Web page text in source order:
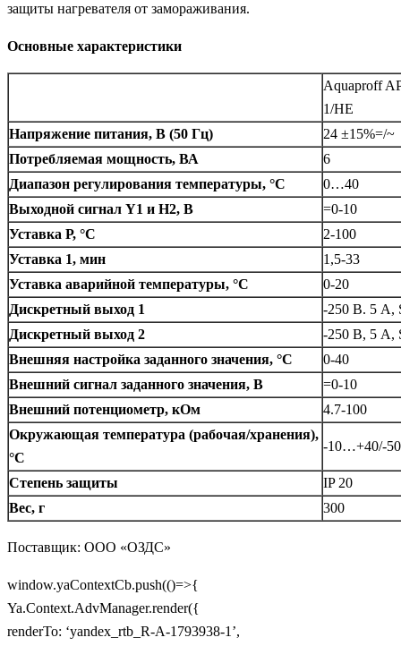
защиты нагревателя от замораживания.
Основные характеристики
Aquaproff
1/HE
Напряжение питания, В (50 Гц)
24 ±15%=/~
Потребляемая мощность, ВА
6
Диапазон регулирования температуры, °С
0…40
Выходной сигнал Y1 и Н2, В
=0-10
Уставка Р, °С
2-100
Уставка 1, мин
1,5-33
Уставка аварийной температуры, °С
0-20
Дискретный выход 1
-250 В. 5 A,
Дискретный выход 2
-250 В, 5 A,
Внешняя настройка заданного значения, °С
0-40
Внешний сигнал заданного значения, В
=0-10
Внешний потенциометр, кОм
4.7-100
Окружающая температура (рабочая/хранения),
°С
-10…+40/-
Степень защиты
IP 20
Вес, г
300
Поставщик: ООО «ОЗДС»
window.yaContextCb.push(()=>{
Ya.Context.AdvManager.render({
renderTo: ‘yandex_rtb_R-A-1793938-1’,